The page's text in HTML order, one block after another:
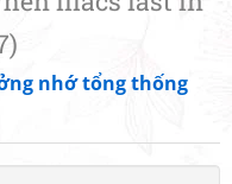
nhớ tổng thống